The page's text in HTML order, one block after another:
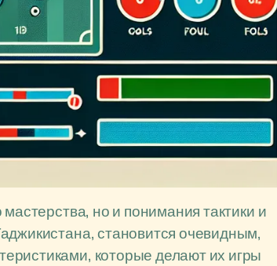
но и понимания тактики и
становится очевидным,
которые делают их игры